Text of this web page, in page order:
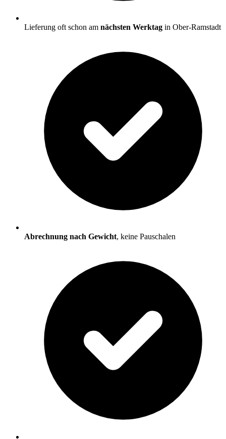
Lieferung oft schon am nächsten Werktag in Ober-Ramstadt
Abrechnung nach Gewicht, keine Pauschalen